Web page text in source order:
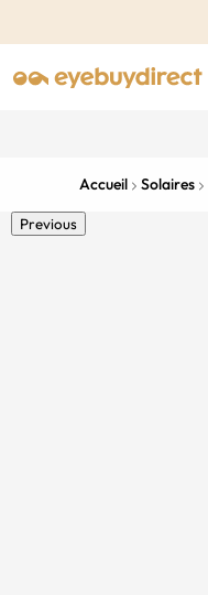
Accueil Solaires
Previous